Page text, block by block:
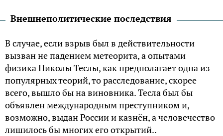
Внешнеполитические последствия
В случае, если взрыв был в действительности
вызван не падением метеорита, а опытами
физика Николы Теслы, как предполагает одна из
популярных теорий, то расследование, скорее
всего, вышло бы на виновника. Тесла был бы
объявлен международным преступником и,
возможно, выдан России и казнён, а человечество
лишилось бы многих его открытий..